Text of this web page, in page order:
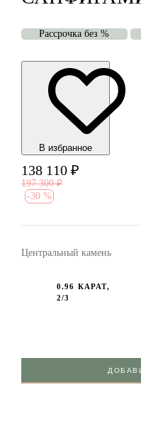
Рассрочка без %
В избранноe
138 110 ₽
197 300 ₽
-30 %
Центральный камень
0.96 КАРАТ,
2/3